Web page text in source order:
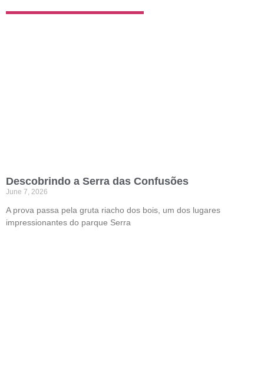
Descobrindo a Serra das Confusões
June 7, 2026
A prova passa pela gruta riacho dos bois, um dos lugares
impressionantes do parque Serra